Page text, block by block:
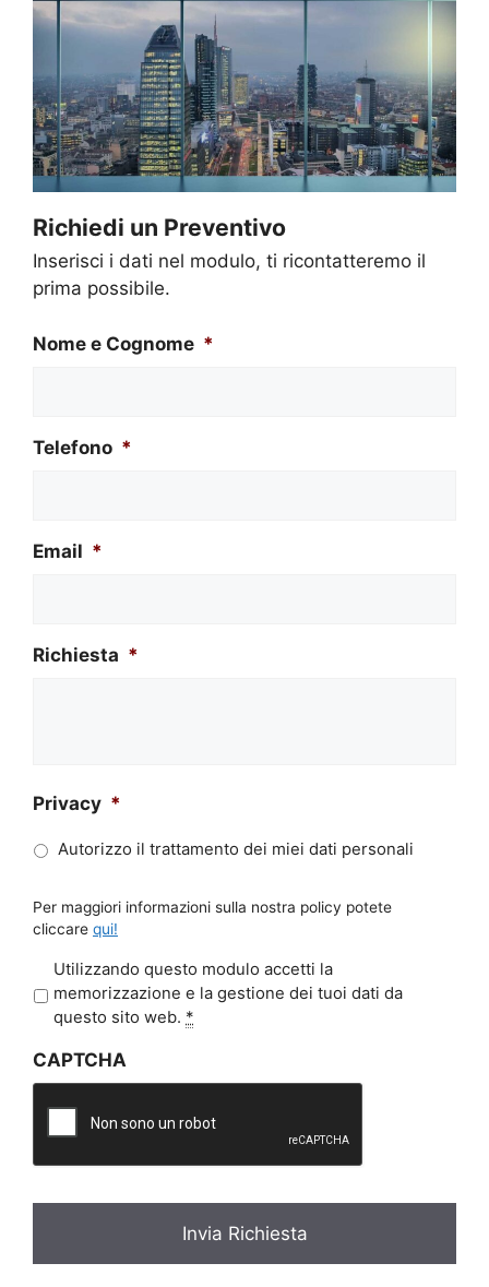
Richiedi un Preventivo
Inserisci i dati nel modulo, ti ricontatteremo il
prima possibile.
Nome e Cognome *
Telefono *
Email *
Richiesta *
Privacy *
Autorizzo il trattamento dei miei dati personali
Per maggiori informazioni sulla nostra policy potete
cliccare qui!
r
a
c
*
Utilizzando questo modulo accetti la
memorizzazione e la gestione dei tuoi dati da
questo sito web. *
CAPTCHA